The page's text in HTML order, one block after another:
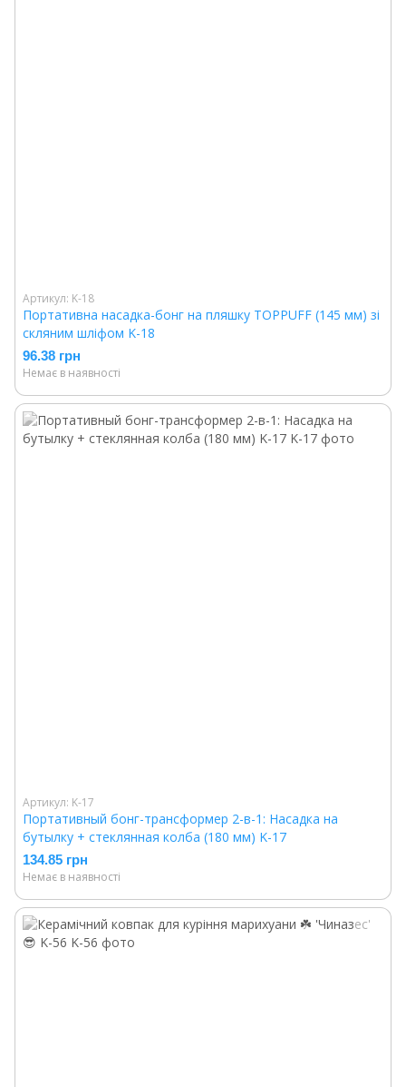
Артикул: K-18
Портативна насадка-бонг на пляшку TOPPUFF (145 мм) зі
скляним шліфом K-18
96.38 грн
Немає в наявності
Артикул: K-17
Портативный бонг-трансформер 2-в-1: Насадка на
бутылку + стеклянная колба (180 мм) K-17
134.85 грн
Немає в наявності